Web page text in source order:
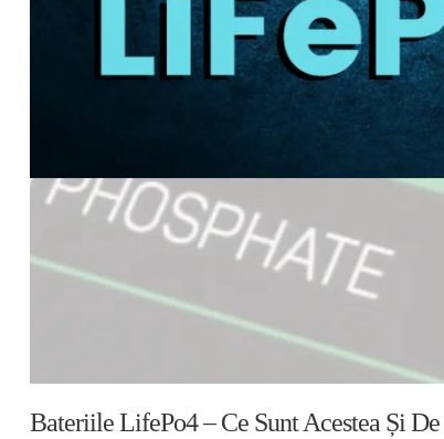
Bateriile LifePo4 – Ce Sunt Acestea Și